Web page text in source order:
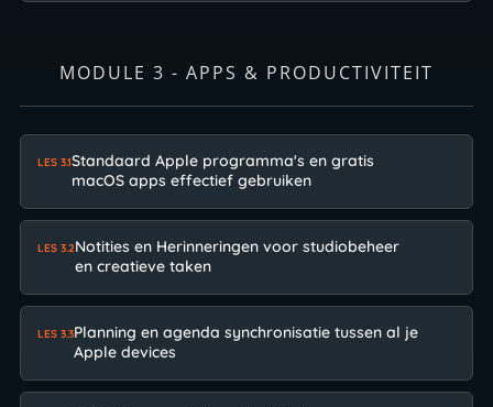
MODULE 3 - APPS & PRODUCTIVITEIT
LES 3.1Standaard Apple programma's en gratis
macOS apps effectief gebruiken
LES 3.2Notities en Herinneringen voor studiobeheer
en creatieve taken
LES 3.3Planning en agenda synchronisatie tussen al je
Apple devices